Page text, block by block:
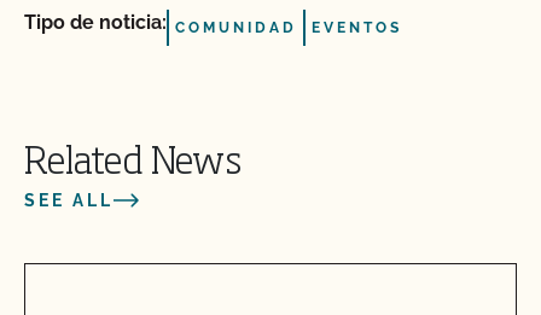
Tipo de noticia: COMUNIDAD EVENTOS
Related News
SEE ALL